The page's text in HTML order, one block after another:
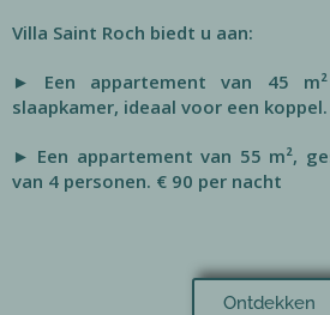
Villa Saint Roch biedt u aan:
► Een appartement van 45
slaapkamer, ideaal voor een koppel.
► Een appartement van 55 m²,
van 4 personen. € 90 per nacht
Ontdekken